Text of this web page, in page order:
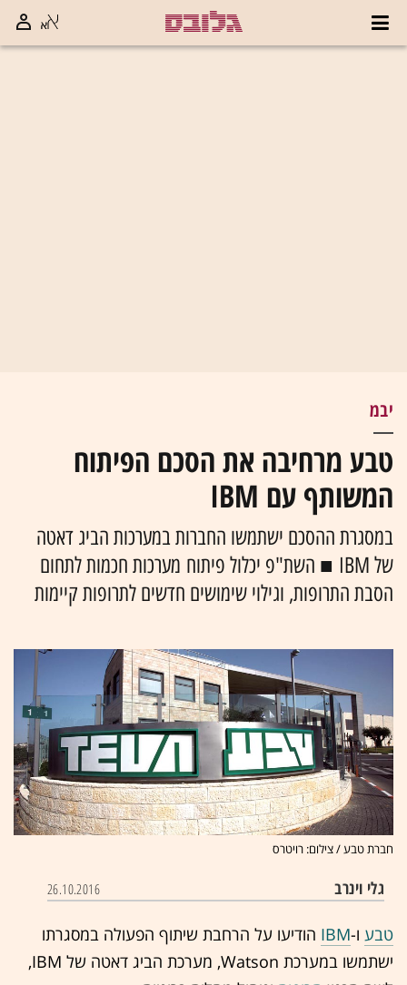
יבמ
טבע מרחיבה את הסכם הפיתוח
המשותף עם IBM
במסגרת ההסכם ישתמשו החברות במערכות הביג דאטה
של IBM ■ השת"פ יכלול פיתוח מערכות חכמות לתחום
הסבת התרופות, וגילוי שימושים חדשים לתרופות קיימות
חברת טבע / צילום: רויטרס
גלי וינרב 26.10.2016
טבע ו-IBM הודיעו על הרחבת שיתוף הפעולה במסגרתו
ישתמשו במערכת Watson, מערכת הביג דאטה של IBM,